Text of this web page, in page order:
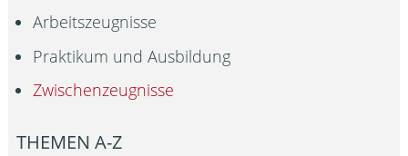
Arbeitszeugnisse
Praktikum und Ausbildung
Zwischenzeugnisse
THEMEN A-Z